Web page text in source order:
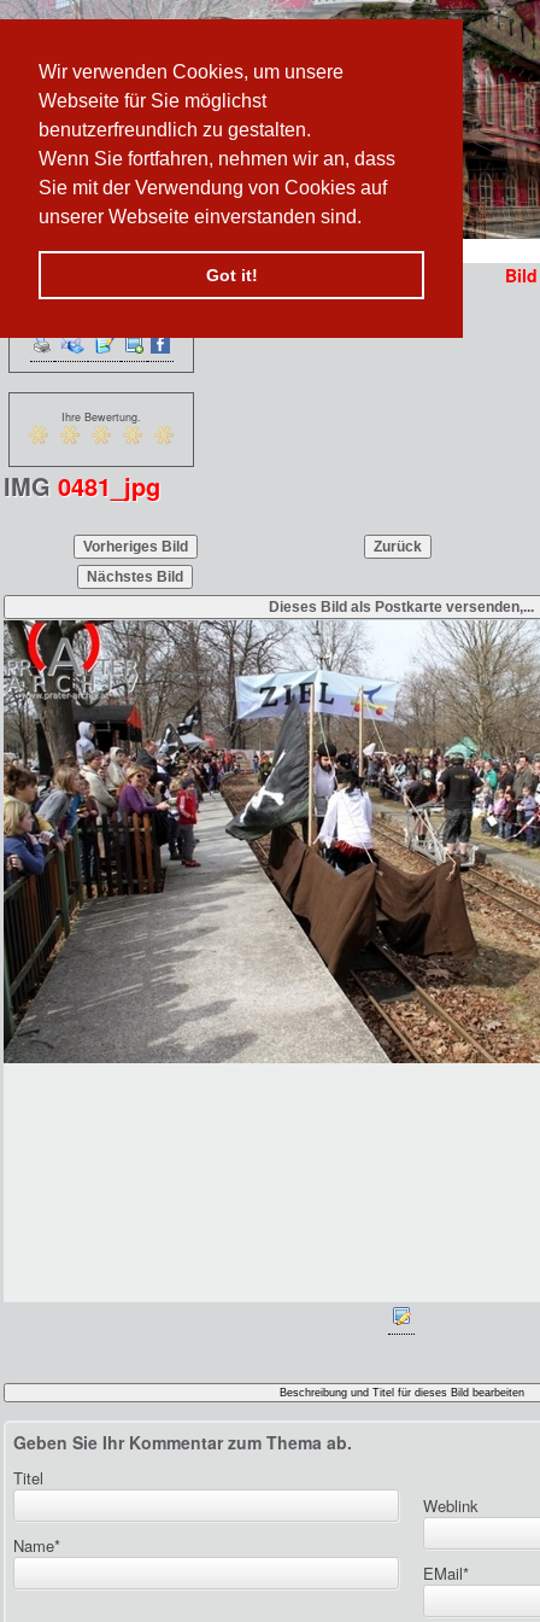
Wir verwenden Cookies, um unsere
Webseite für Sie möglichst
benutzerfreundlich zu gestalten.
Wenn Sie fortfahren, nehmen wir an, dass
Sie mit der Verwendung von Cookies auf
unserer Webseite einverstanden sind.
Got it!
sich vom
www.prater-archiv.at»Draisinenrennen/IMG_0481_jpg
Bild
Ihre Bewertung.
IMG 0481_jpg
Geben Sie Ihr Kommentar zum Thema ab.
Titel
Weblink
Name*
EMail*